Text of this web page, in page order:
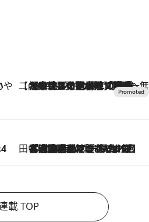
【CREA×星野リゾート】唯一無二。癒しと発見が待つ場所へ
2026.8.7
【トンボの足水浴】ヒノキの香りに包まれて涼感マックス！約13℃の湧水かけ流しを避暑地「星野温泉 トンボの湯」で体験
田中稲の勝手に再ブーム
2026.8.7
「湘南乃風に憧れて」観客大盛上がりの“タオル回し”に、ラッパー顔負けの高速歌唱まで…さだまさし（74）のアグレッシブすぎる現在地
載 TOP